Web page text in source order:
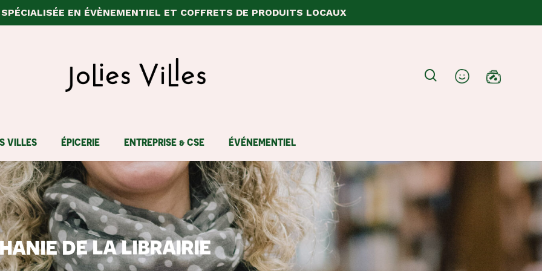
EN ÉVÈNEMENTIEL ET COFFRETS DE PRODUITS LOCAUX
VILLES ÉPICERIE ENTREPRISE & CSE ÉVÉNEMENTIEL
Panier Close
de la librairie